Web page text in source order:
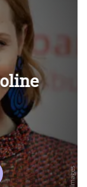
Überspringen